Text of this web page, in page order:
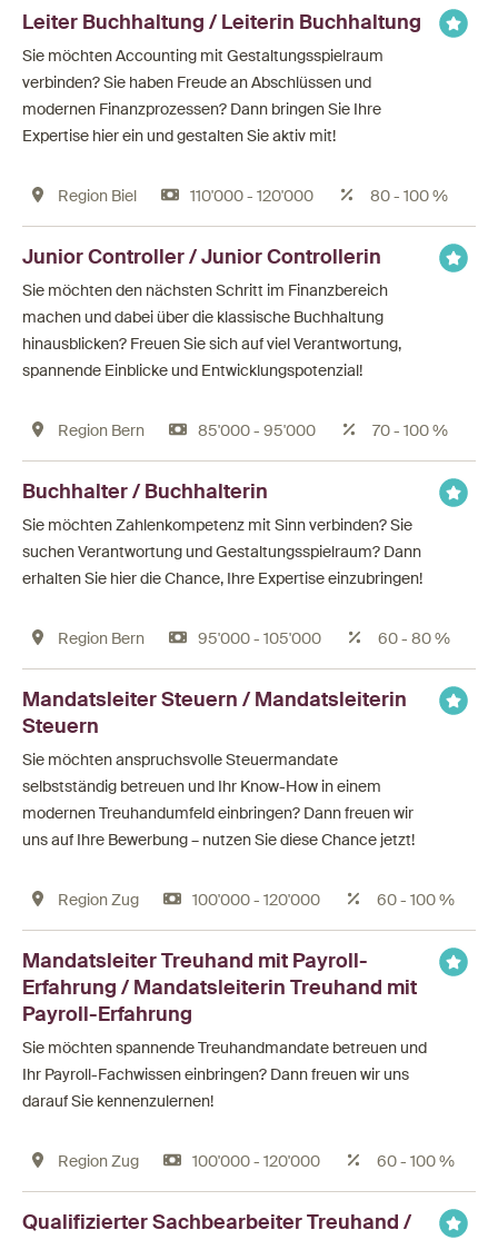
Leiter Buchhaltung / Leiterin Buchhaltung
Sie möchten Accounting mit Gestaltungsspielraum
verbinden? Sie haben Freude an Abschlüssen und
modernen Finanzprozessen? Dann bringen Sie Ihre
Expertise hier ein und gestalten Sie aktiv mit!
Region Biel 110'000 - 120'000 80 - 100 %
Junior Controller / Junior Controllerin
Sie möchten den nächsten Schritt im Finanzbereich
machen und dabei über die klassische Buchhaltung
hinausblicken? Freuen Sie sich auf viel Verantwortung,
spannende Einblicke und Entwicklungspotenzial!
Region Bern 85'000 - 95'000 70 - 100 %
Buchhalter / Buchhalterin
Sie möchten Zahlenkompetenz mit Sinn verbinden? Sie
suchen Verantwortung und Gestaltungsspielraum? Dann
erhalten Sie hier die Chance, Ihre Expertise einzubringen!
Region Bern 95'000 - 105'000 60 - 80 %
Mandatsleiter Steuern / Mandatsleiterin
Steuern
Sie möchten anspruchsvolle Steuermandate
selbstständig betreuen und Ihr Know-How in einem
modernen Treuhandumfeld einbringen? Dann freuen wir
uns auf Ihre Bewerbung – nutzen Sie diese Chance jetzt!
Region Zug 100'000 - 120'000 60 - 100 %
Mandatsleiter Treuhand mit Payroll-
Erfahrung / Mandatsleiterin Treuhand mit
Payroll-Erfahrung
Sie möchten spannende Treuhandmandate betreuen und
Ihr Payroll-Fachwissen einbringen? Dann freuen wir uns
darauf Sie kennenzulernen!
Region Zug 100'000 - 120'000 60 - 100 %
Qualifizierter Sachbearbeiter Treuhand /